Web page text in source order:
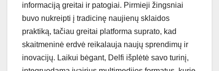
informaciją greitai ir patogiai. Pirmieji žingsniai
buvo nukreipti į tradicinę naujienų sklaidos
praktiką, tačiau greitai platforma suprato, kad
skaitmeninė erdvė reikalauja naujų sprendimų ir
inovacijų. Laikui bėgant, Delfi išplėtė savo turinį,